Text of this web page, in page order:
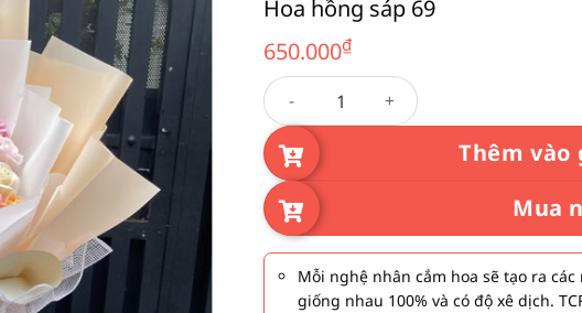
Hoa hồng sáp 69
650.000₫
Hoa hồng sáp 69 số lượng
Thêm vào
Mua
Mỗi nghệ nhân cắm hoa sẽ tạo ra
giống nhau 100% và có độ xê dịch.